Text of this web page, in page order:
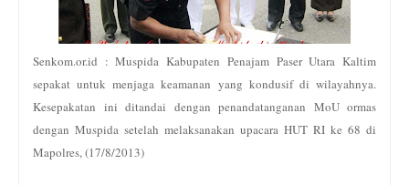
Senkom.or.id : Muspida Kabupaten Penajam Paser Utara Kaltim
sepakat untuk menjaga keamanan yang kondusif di wilayahnya.
Kesepakatan ini ditandai dengan penandatanganan MoU ormas
dengan Muspida setelah melaksanakan upacara HUT RI ke 68 di
Mapolres, (17/8/2013)